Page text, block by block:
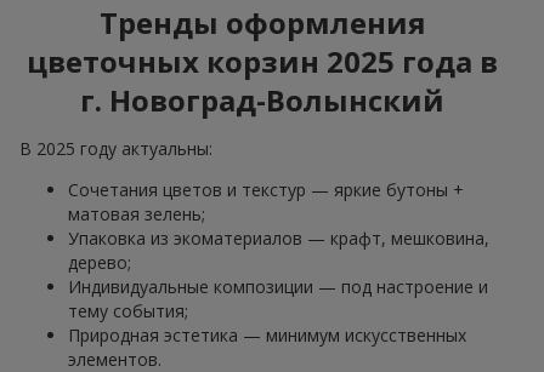
Тренды оформления
цветочных корзин 2025 года в
г. Новоград-Волынский
В 2025 году актуальны:
Сочетания цветов и текстур — яркие бутоны +
матовая зелень;
Упаковка из экоматериалов — крафт, мешковина,
дерево;
Индивидуальные композиции — под настроение и
тему события;
Природная эстетика — минимум искусственных
элементов.